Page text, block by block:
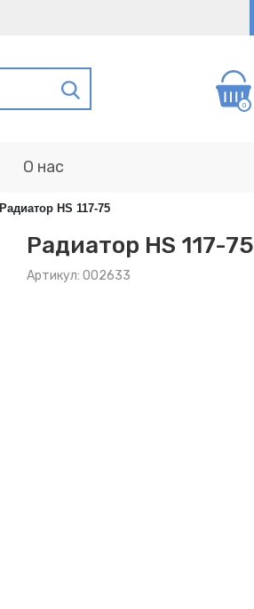
О нас
Радиатор HS 117-75
Радиатор HS 117-75
Артикул: 002633